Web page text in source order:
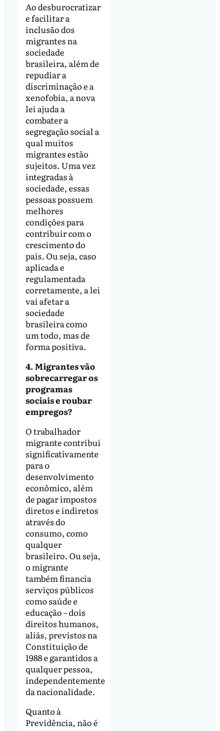
Ao desburocratizar
e facilitar a
inclusão dos
migrantes na
sociedade
brasileira, além de
repudiar a
discriminação e a
xenofobia, a nova
lei ajuda a
combater a
segregação social a
qual muitos
migrantes estão
sujeitos. Uma vez
integradas à
sociedade, essas
pessoas possuem
melhores
condições para
contribuir com o
crescimento do
país. Ou seja, caso
aplicada e
regulamentada
corretamente, a lei
vai afetar a
sociedade
brasileira como
um todo, mas de
forma positiva.
4. Migrantes vão
sobrecarregar os
programas
sociais e roubar
empregos?
O trabalhador
migrante contribui
significativamente
para o
desenvolvimento
econômico, além
de pagar impostos
diretos e indiretos
através do
consumo, como
qualquer
brasileiro. Ou seja,
o migrante
também financia
serviços públicos
como saúde e
educação – dois
direitos humanos,
aliás, previstos na
Constituição de
1988 e garantidos a
qualquer pessoa,
independentemente
da nacionalidade.
Quanto à
Previdência, não é